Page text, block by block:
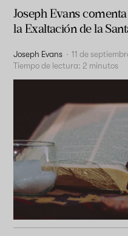
Joseph Evans
la Exaltación de la
Joseph Evans · 11 de
Tiempo de lectura: 2 minutos